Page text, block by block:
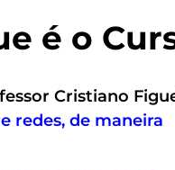
é o
Cristiano
redes, de maneira